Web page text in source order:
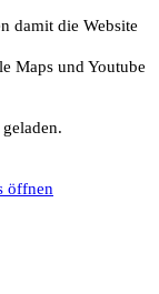
damit die Website
Maps und Youtube
öffnen